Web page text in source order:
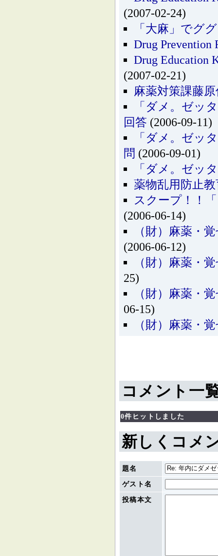
(2007-02-24)
「大麻」でグ
Drug Prevention
Drug
(2007-02-21)
麻薬対策課藤
「ダメ。ゼッ
回答 (2006-09-11)
「ダメ。ゼッ
問 (2006-09-01)
「ダメ。ゼッ
薬物乱用防止
スクープ！！
(2006-06-14)
（財）麻薬・
(2006-06-12)
（財）麻薬・
25)
（財）麻薬・
06-15)
（財）麻薬・
コメント一
0件ヒットしました
新しくコメ
題名
ゲスト名
投稿本文